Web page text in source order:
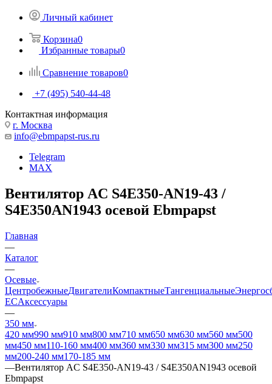
Личный кабинет
Корзина0
Избранные товары0
Сравнение товаров0
+7 (495) 540-44-48
Контактная информация
г. Москва
info@ebmpapst-rus.ru
Telegram
MAX
Вентилятор AC S4E350-AN19-43 /
S4E350AN1943 осевой Ebmpapst
Главная
—
Каталог
—
Осевые
ЦентробежныеДвигателиКомпактныеТангенциальные
ECАксессуары
—
350 мм
420 мм990 мм910 мм800 мм710 мм650 мм630 мм560 мм500
мм450 мм110-160 мм400 мм360 мм330 мм315 мм300 мм250
мм200-240 мм170-185 мм
—Вентилятор AC S4E350-AN19-43 / S4E350AN1943 осевой
Ebmpapst